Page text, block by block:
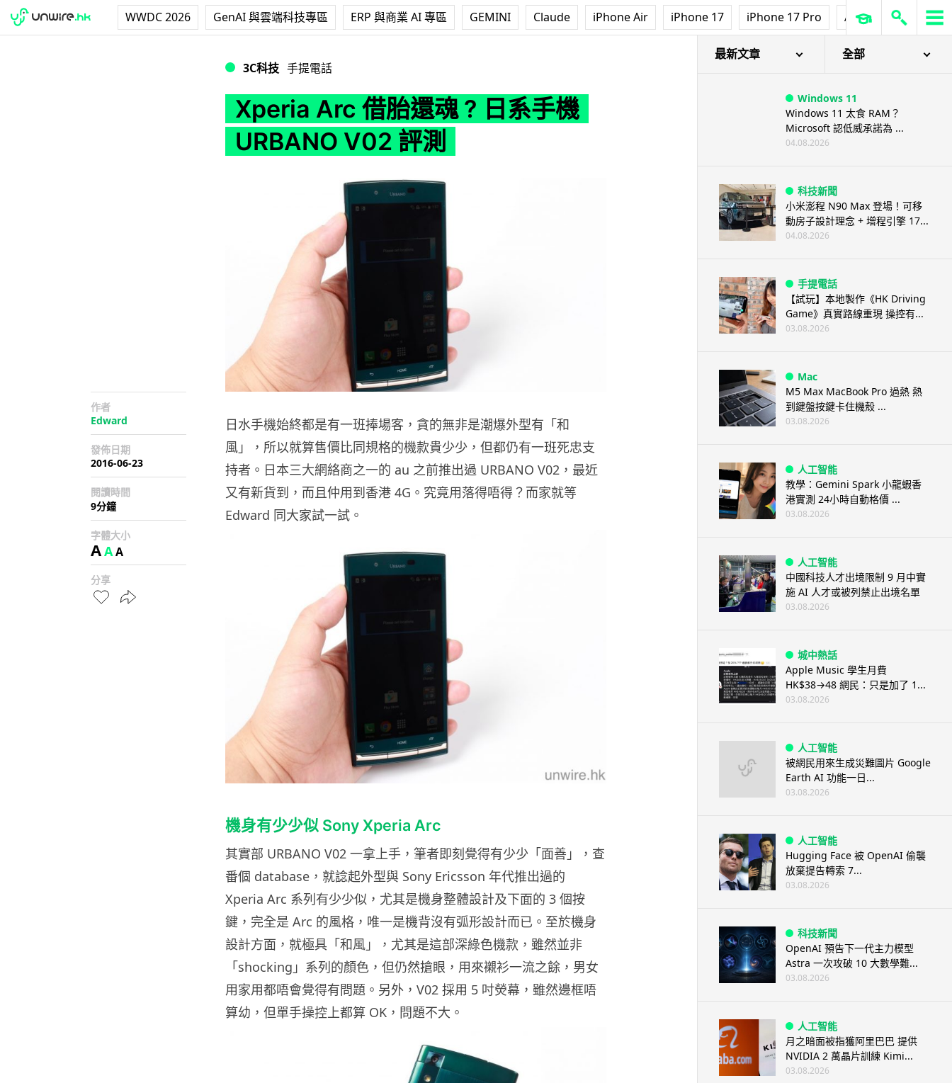
WWDC 2026 GenAI 與雲端科技專區 ERP 與商業 AI 專區 GEMINI Claude iPhone Air iPhone 17 iPhone 17 Pro AirPods Pro 3
3C科技 手提電話
Xperia Arc 借胎還魂 ? 日系手機
URBANO V02 評測
作者
Edward
發佈日期
2016-06-23
閱讀時間
9分鐘
字體大小
AAA
分享
日水手機始終都是有一班捧場客，貪的無非是潮爆外型有「和
風」，所以就算售價比同規格的機款貴少少，但都仍有一班死忠支
持者。日本三大網絡商之一的 au 之前推出過 URBANO V02，最近
又有新貨到，而且仲用到香港 4G。究竟用落得唔得？而家就等
Edward 同大家試一試。
機身有少少似 Sony Xperia Arc
其實部 URBANO V02 一拿上手，筆者即刻覺得有少少「面善」，查
番個 database，就諗起外型與 Sony Ericsson 年代推出過的
Xperia Arc 系列有少少似，尤其是機身整體設計及下面的 3 個按
鍵，完全是 Arc 的風格，唯一是機背沒有弧形設計而已。至於機身
設計方面，就極具「和風」，尤其是這部深綠色機款，雖然並非
「shocking」系列的顏色，但仍然搶眼，用來襯衫一流之餘，男女
用家用都唔會覺得有問題。另外，V02 採用 5 吋熒幕，雖然邊框唔
算幼，但單手操控上都算 OK，問題不大。
最新文章 全部
Windows 11
Windows 11 太食 RAM？
Microsoft 認低威承諾為 ...
04.08.2026
科技新聞
小米澎程 N90 Max 登場！可移
動房子設計理念 + 增程引擎 17...
04.08.2026
手提電話
【試玩】本地製作《HK Driving
Game》真實路線重現 操控有...
03.08.2026
Mac
M5 Max MacBook Pro 過熱 熱
到鍵盤按鍵卡住機殼 ...
03.08.2026
人工智能
教學：Gemini Spark 小龍蝦香
港實測 24小時自動格價 ...
03.08.2026
人工智能
中國科技人才出境限制 9 月中實
施 AI 人才或被列禁止出境名單
03.08.2026
城中熱話
Apple Music 學生月費
HK$38→48 網民：只是加了 1...
03.08.2026
人工智能
被網民用來生成災難圖片 Google
Earth AI 功能一日...
03.08.2026
人工智能
Hugging Face 被 OpenAI 偷襲
放棄提告轉索 7...
03.08.2026
科技新聞
OpenAI 預告下一代主力模型
Astra 一次攻破 10 大數學難...
03.08.2026
人工智能
月之暗面被指獲阿里巴巴 提供
NVIDIA 2 萬晶片訓練 Kimi...
03.08.2026